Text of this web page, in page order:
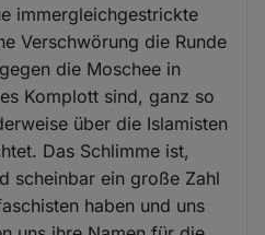
immergleichgestrickte
Verschwörung die Runde
die Moschee in
Komplott sind, ganz so
über die Islamisten
Das Schlimme ist,
scheinbar ein große Zahl
haben und uns